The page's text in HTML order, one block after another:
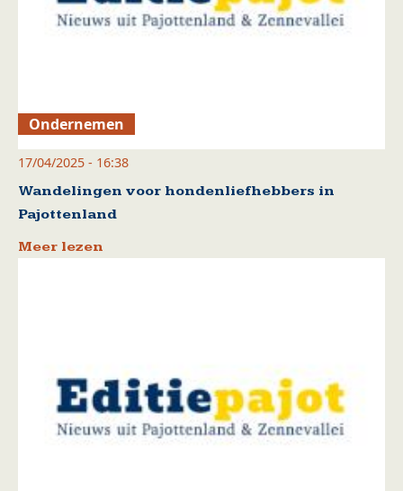
Ondernemen
17/04/2025 - 16:38
Wandelingen voor hondenliefhebbers in
Pajottenland
Meer lezen